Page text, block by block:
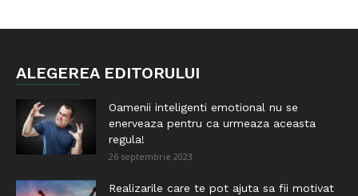
ALEGEREA EDITORULUI
Oamenii inteligenti emotional nu se
enerveaza pentru ca urmeaza aceasta
regula!
26 septembrie 2023
Realizarile care te pot ajuta sa fii motivat